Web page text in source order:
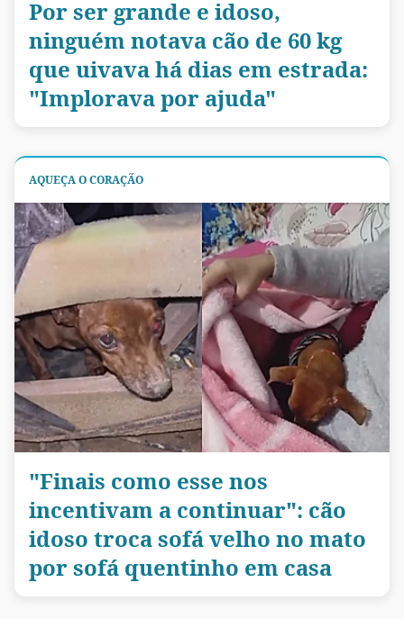
Por ser grande e idoso,
ninguém notava cão de 60 kg
que uivava há dias em estrada:
"Implorava por ajuda"
AQUEÇA O CORAÇÃO
"Finais como esse nos
incentivam a continuar": cão
idoso troca sofá velho no mato
por sofá quentinho em casa